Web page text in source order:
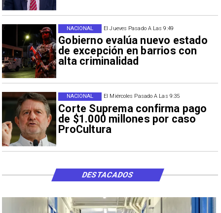
El Jueves Pasado A Las 9:49
Gobierno evalúa nuevo estado
de excepción en barrios con
alta criminalidad
NACIONAL
El Miércoles Pasado A Las 9:35
Corte Suprema confirma pago
de $1.000 millones por caso
ProCultura
NACIONAL
DESTACADOS